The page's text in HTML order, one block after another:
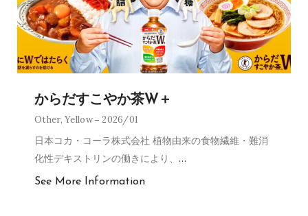
からだすこやか茶W＋
Other,Yellow 2026/01
日本コカ・コーラ株式会社 植物由来の食物繊維・難消
化性デキストリンの働きにより、 …
See More Information